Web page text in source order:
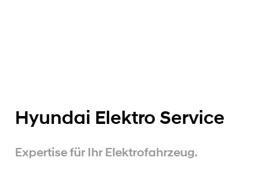
Hyundai Elektro Service
Expertise für Ihr Elektrofahrzeug.